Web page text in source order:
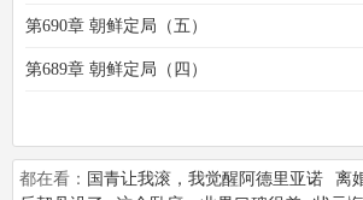
第690章 朝鲜定局（五）
第689章 朝鲜定局（四）
都在看： 国青让我滚，我觉醒阿德里亚诺 离